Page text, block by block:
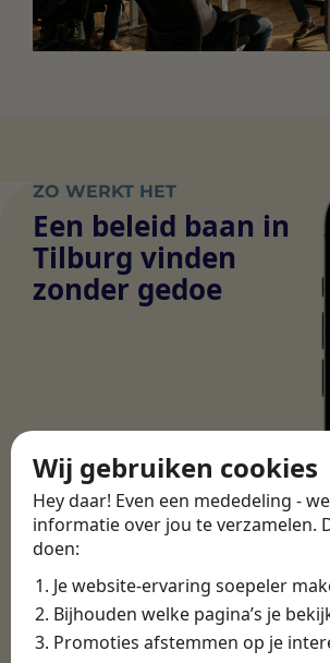
Wij gebruiken cookies
Hey daar! Even een mededeling -
informatie over jou te verzamelen.
doen:
Je website-ervaring soepeler
Bijhouden welke pagina’s je
Promoties afstemmen op je
ZO WERKT HET
Een beleid baan in
Tilburg vinden
zonder gedoe